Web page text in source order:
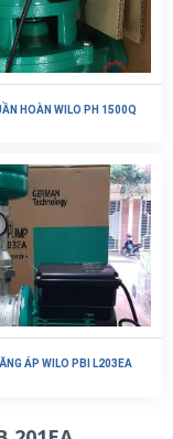
HOÀN WILO PH 1500Q
ÁP WILO PBI L203EA